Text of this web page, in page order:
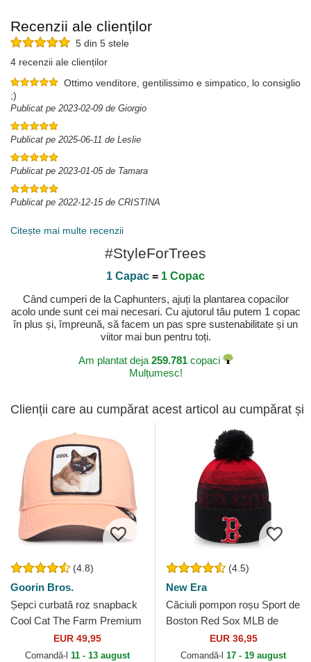
Recenzii ale clienților
5 din 5 stele
4 recenzii ale clienților
Ottimo venditore, gentilissimo e simpatico, lo consiglio
;)
Publicat pe 2023-02-09 de Giorgio
Publicat pe 2025-06-11 de Leslie
Publicat pe 2023-01-05 de Tamara
Publicat pe 2022-12-15 de CRISTINA
Citește mai multe recenzii
#StyleForTrees
1 Capac = 1 Copac
Când cumperi de la Caphunters, ajuți la plantarea copacilor
acolo unde sunt cei mai necesari. Cu ajutorul tău putem 1 copac
în plus și, împreună, să facem un pas spre sustenabilitate și un
viitor mai bun pentru toți.
Am plantat deja 259.781copaci
Mulțumesc!
Clienții care au cumpărat acest articol au cumpărat și
(4.8)
Goorin Bros.
Șepci curbată roz snapback
Cool Cat The Farm Premium
The Farm Goorin Bros.
EUR 49,95
Comandă-l 11 - 13 august
(4.5)
New Era
Căciuli pompon roșu Sport de
Boston Red Sox MLB de
EUR 36,95
Comandă-l 17 - 19 august